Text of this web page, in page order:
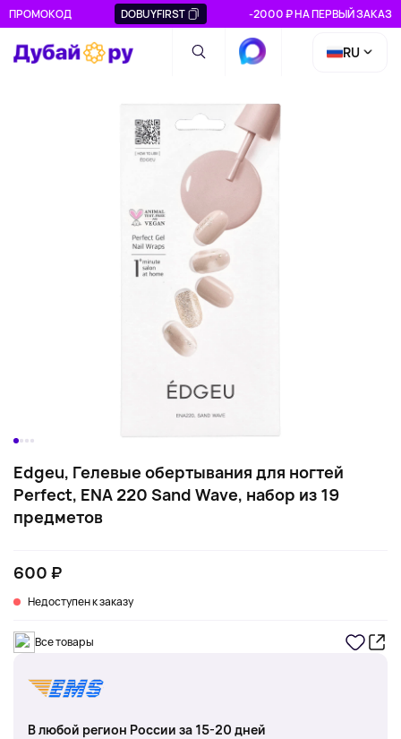
ПРОМОКОД DOBUYFIRST -2000 ₽ НА ПЕРВЫЙ ЗАКАЗ
RU
Edgeu, Гелевые обертывания для ногтей
Perfect, ENA 220 Sand Wave, набор из 19
предметов
600 ₽
Недоступен к заказу
Все товары
В любой регион России за 15-20 дней